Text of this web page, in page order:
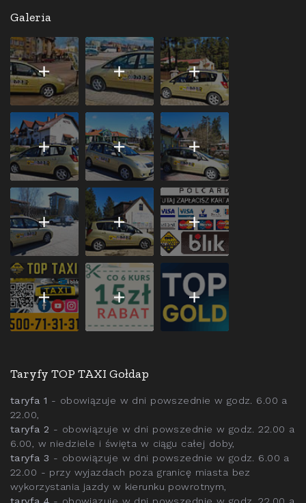
Galeria
Taryfy TOP TAXI Gołdap
taryfa 1 - obowiązuje w dni powszednie w godz. 6.00 a
22.00,
taryfa 2 - obowiązuje w dni powszednie w godz. 22.00 a
6.00, w niedziele i święta w ciągu całej doby,
taryfa 3 - obowiązuje w dni powszednie w godz. 6.00 a
22.00 - przy wyjazdach poza granicę miasta bez
wykorzystania jazdy w kierunku powrotnym,